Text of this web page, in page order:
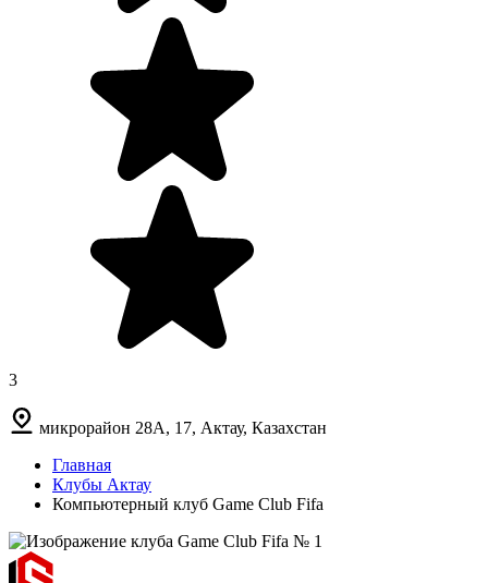
3
микрорайон 28А, 17, Актау, Казахстан
Главная
Клубы Актау
Компьютерный клуб Game Club Fifa